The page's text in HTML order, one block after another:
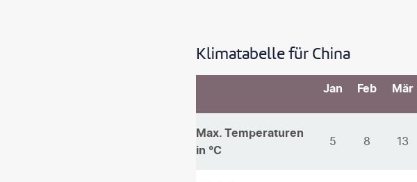
Klimatabelle für China
Jan Feb Mär
Max. Temperaturen
in °C
5 8 13